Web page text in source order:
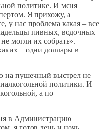
политике. И меня
Я прихожу, а
у нас проблема какая – все
пивных, водочных
могли их собрать».
– одни доллары в
на пушечный выстрел не
политики. И
а по
в Администрацию